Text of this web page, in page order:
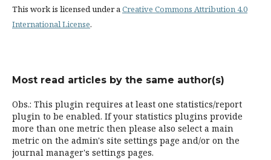
This work is licensed under aCreative Commons Attribution 4.0
International License.
Most read articles by the same author(s)
Obs.: This plugin requires at least one statistics/report
plugin to be enabled. If your statistics plugins provide
more than one metric then please also select a main
metric on the admin's site settings page and/or on the
journal manager's settings pages.